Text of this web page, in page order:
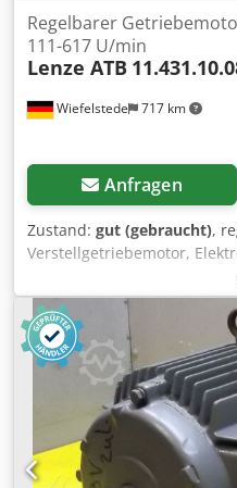
Wiefelstede 717 km
Regelbarer
111-617 U/min
Lenze ATB
Anfragen
Zustand: gut (gebraucht),
Verstellgetriebemotor,
Lenze Typ: 11.431.10.08.1 -
Motorleistung: 0,37 kW -
617 U/min Dsdpob A I
50 mm -Antriebswelle: Ø 16
vorhanden -Preis: pro Stück
mm -Gewicht: 14,5 kg